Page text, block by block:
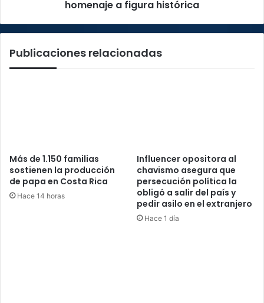
homenaje a figura histórica
Publicaciones relacionadas
Más de 1.150 familias
sostienen la producción
de papa en Costa Rica
Hace 14 horas
Influencer opositora al
chavismo asegura que
persecución política la
obligó a salir del país y
pedir asilo en el extranjero
Hace 1 día